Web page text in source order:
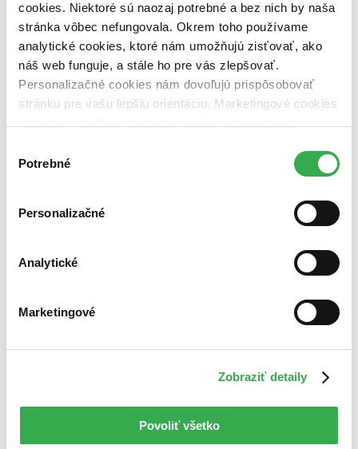
cookies. Niektoré sú naozaj potrebné a bez nich by naša
stránka vôbec nefungovala. Okrem toho používame
analytické cookies, ktoré nám umožňujú zisťovať, ako
náš web funguje, a stále ho pre vás zlepšovať.
Personalizačné cookies nám dovoľujú prispôsobovať
stránku pre vašu lepšiu orientáciu. Marketingové cookies
nám pomohlo, keby sme mohli používať všetky tieto
súhlasu
Potrebné
Personalizačné
Analytické
Marketingové
Zobraziť detaily
Povoliť všetko
Nové / čítané
nová
čítaná (0 titulov)čítaná
čítaná - výborný stav (0 titulov)čítaná - výborný stav
čítaná - mierne opotrebovaná (0 titulov)čítaná - mierne
opotrebovaná
vypredaných kníh
Zúžiť výber
Bestsellery
Najdrahšie
v zľaveS fialovou obálkou
vyhovujúci zadaným podmienkam.